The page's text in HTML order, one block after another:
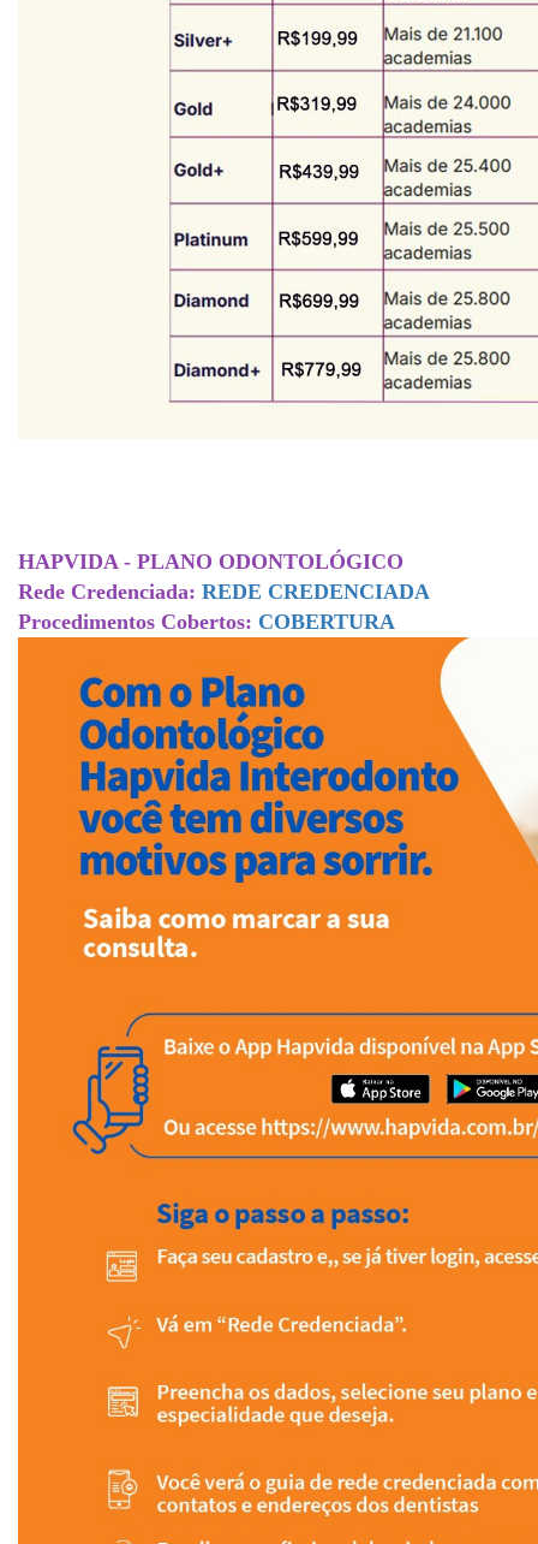
HAPVIDA - PLANO ODONTOLÓGICO
Rede Credenciada: REDE CREDENCIADA
Procedimentos Cobertos: COBERTURA